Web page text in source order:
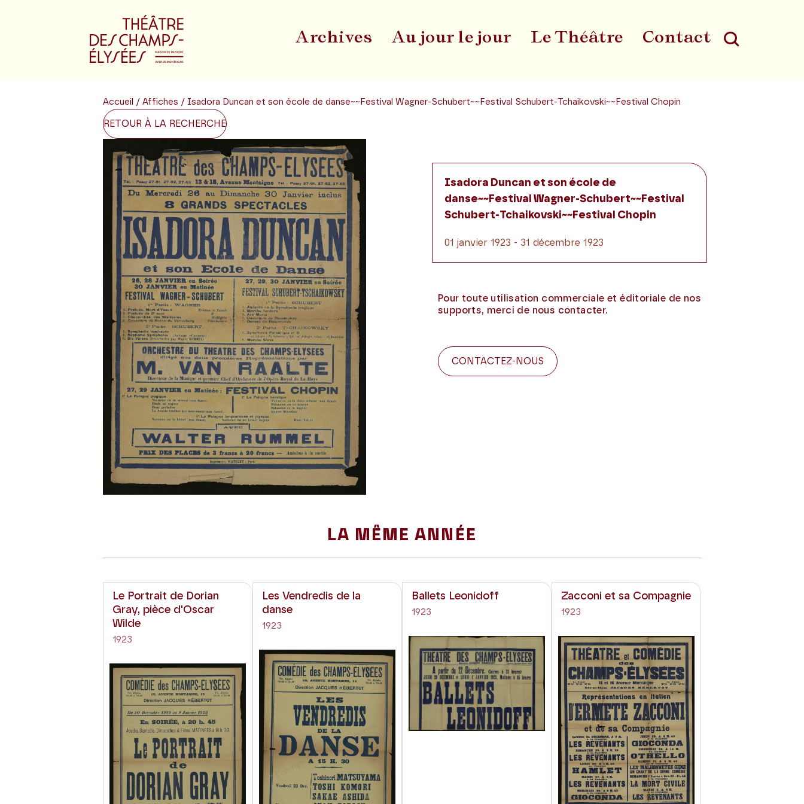
Archives Au jour le jour Le Théâtre Contact
Du Au
Accueil / Affiches / Isadora Duncan et son école de danse~~Festival Wagner-Schubert~~Festival Schubert-Tchaikovski~~Festival Chopin
RETOUR À LA RECHERCHE
Isadora Duncan et son école de
danse~~Festival Wagner-Schubert~~Festival
Schubert-Tchaikovski~~Festival Chopin
01 janvier 1923 - 31 décembre 1923
Pour toute utilisation commerciale et éditoriale de nos
supports, merci de nous contacter.
CONTACTEZ-NOUS
LA MÊME ANNÉE
Le Portrait de Dorian
Gray, pièce d'Oscar
Wilde
1923
Les Vendredis de la
danse
1923
Ballets Leonidoff
1923
Zacconi et sa Compagnie
1923